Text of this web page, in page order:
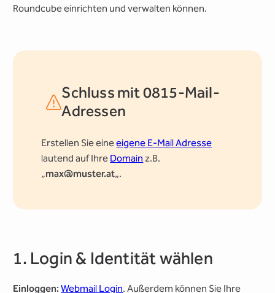
Roundcube einrichten und verwalten können.
Schluss mit 0815-Mail-
Adressen
Erstellen Sie eineeigene E-Mail Adresse
lautend auf Ihre Domain z.B.
„max@muster.at„.
1. Login & Identität wählen
Einloggen: Webmail Login. Außerdem können Sie Ihre